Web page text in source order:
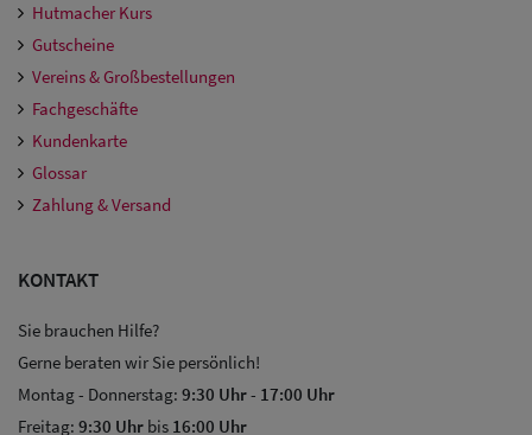
Hutmacher Kurs
Gutscheine
Vereins & Großbestellungen
Fachgeschäfte
Kundenkarte
Glossar
Zahlung & Versand
KONTAKT
Sie brauchen Hilfe?
Gerne beraten wir Sie persönlich!
Montag - Donnerstag: 9:30 Uhr- 17:00 Uhr
Freitag: 9:30 Uhr bis 16:00 Uhr